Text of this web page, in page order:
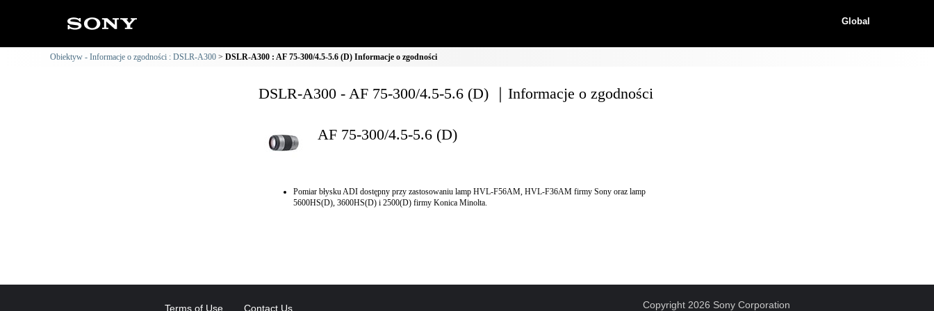
Global
Obiektyw - Informacje o zgodności : DSLR-A300 DSLR-A300 : AF 75-300/4.5-5.6 (D) Informacje o zgodności
DSLR-A300 - AF 75-300/4.5-5.6 (D) ｜Informacje o zgodności
AF 75-300/4.5-5.6 (D)
Pomiar błysku ADI dostępny przy zastosowaniu lamp HVL-F56AM, HVL-F36AM firmy Sony oraz lamp
5600HS(D), 3600HS(D) i 2500(D) firmy Konica Minolta.
Terms of Use Contact Us Copyright 2026 Sony Corporation